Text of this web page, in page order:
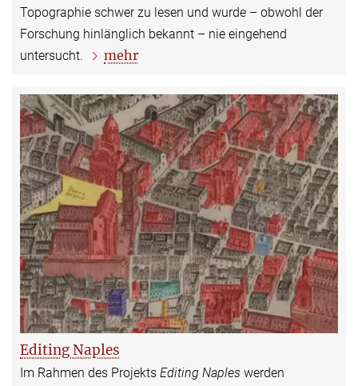
Topographie schwer zu lesen und wurde – obwohl der
Forschung hinlänglich bekannt – nie eingehend
untersucht.
mehr
Editing Naples
Im Rahmen des Projekts Editing Naples werden